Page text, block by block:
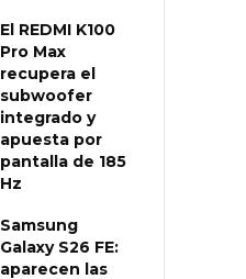
El REDMI K100
Pro Max
recupera el
subwoofer
integrado y
apuesta por
pantalla de 185
Hz
Samsung
Galaxy S26 FE:
aparecen las